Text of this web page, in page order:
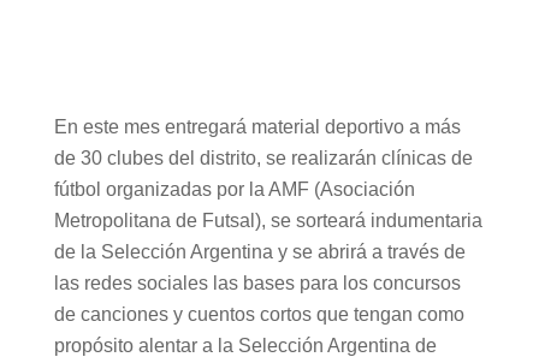
En este mes entregará material deportivo a más
de 30 clubes del distrito, se realizarán clínicas de
fútbol organizadas por la AMF (Asociación
Metropolitana de Futsal), se sorteará indumentaria
de la Selección Argentina y se abrirá a través de
las redes sociales las bases para los concursos
de canciones y cuentos cortos que tengan como
propósito alentar a la Selección Argentina de